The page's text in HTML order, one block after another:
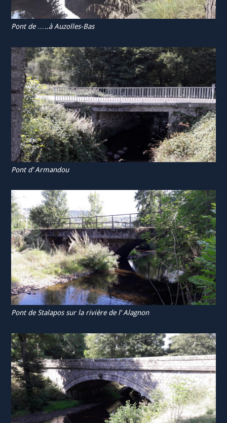
Pont de …..à Auzolles-Bas
Pont d’ Armandou
Pont de Stalapos sur la rivière de l’ Alagnon